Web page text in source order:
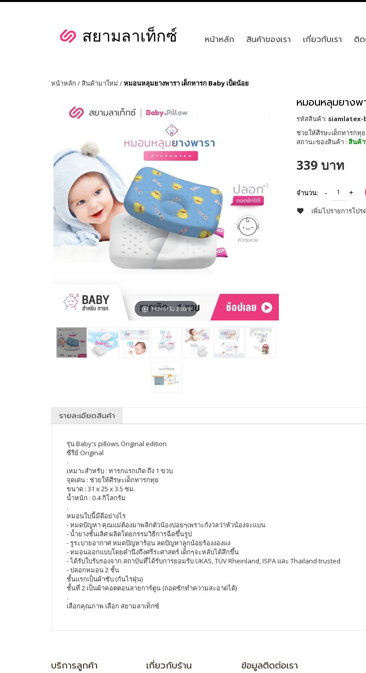
หน้าหลัก สินค้าของเรา เกี่ยวกับเรา ติด
หน้าหลัก / สินค้ามาใหม่ /หมอนหลุมยางพารา เด็กทารก Baby เป็ดน้อย
Hover to zoom
หมอนหลุมยางพ
รหัสสินค้า: siamlatex-
ช่วยให้ศีรษะเด็กทารกทุย
สถานะของสินค้า : สินค้
339 บาท
จำนวน:
เพิ่มไปรายการโปร
รายละเอียดสินค้า
รุ่น Baby's pillows Original edition
ซีรีย์ Original
.
เหมาะสำหรับ : ทารกแรกเกิด ถึง 1 ขวบ
จุดเด่น : ช่วยให้ศีรษะเด็กทารกทุย
ขนาด : 31 x 25 x 3.5 ซม.
น้ำหนัก : 0.4 กิโลกรัม
.
หมอนใบนี้มีดีอย่างไร
- หมดปัญหา คุณแม่ต้องมาพลิกตัวน้องบ่อยๆเพราะกังวลว่าหัวน้องจะแบน
- น้ำยางชั้นเลิศ ผลิตโดยกรรมวิธีการฉีดขึ้นรูป
- รูระบายอากาศ หมดปัญหาร้อน ลดปัญหาลูกน้อยร้องงองแง
- หมอนออกแบบโดยคำนึงถึงศรีระศาสตร์ เด็กๆจะหลับได้ลึกขึ้น
- ได้รับใบรับรองจาก สถาบันที่ได้รับการยอมรับ UKAS, TÜV Rheinland, ISPA และ Thailand trusted
- ปลอกหมอน 2 ชั้น
ชั้นแรกเป็นผ้าซับ (กันไรฝุ่น)
ชั้นที่ 2 เป็นผ้าคอตตอนลายการ์ตูน (ถอดซักทำความสะอาดได้)
.
เลือกคุณภาพ เลือก สยามลาเท็กซ์
บริการลูกค้า เกี่ยวกับร้าน ข้อมูลติดต่อเรา